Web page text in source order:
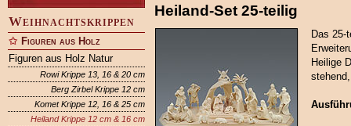
Weihnachtskrippen
Figuren aus Holz
Figuren aus Holz Natur
Rowi Krippe 13, 16 & 20 cm
Berg Zirbel Krippe 12 cm
Komet Krippe 12, 16 & 25 cm
Heiland Krippe 12 cm & 16 cm
Heiland-Set 25-teilig
Das 25-
Heilige